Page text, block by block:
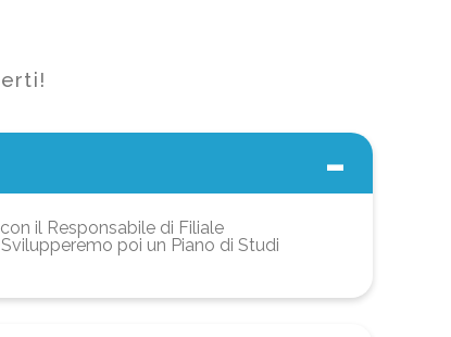
il Responsabile di Filiale
poi un Piano di Studi